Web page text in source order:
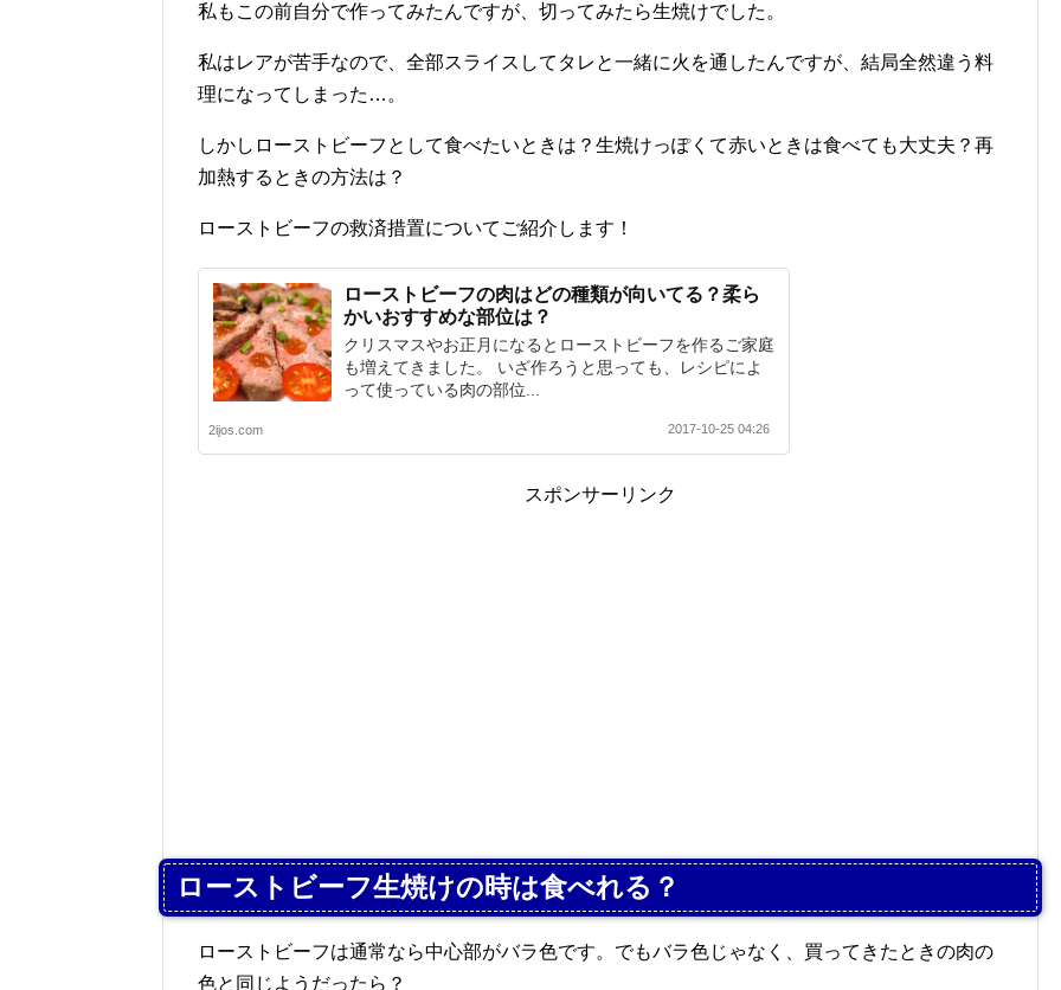
私もこの前自分で作ってみたんですが、切ってみたら生焼けでした。
私はレアが苦手なので、全部スライスしてタレと一緒に火を通したんですが、結局全然違う料
理になってしまった…。
しかしローストビーフとして食べたいときは？生焼けっぽくて赤いときは食べても大丈夫？再
加熱するときの方法は？
ローストビーフの救済措置についてご紹介します！
ローストビーフの肉はどの種類が向いてる？柔ら
かいおすすめな部位は？
クリスマスやお正月になるとローストビーフを作るご家庭
も増えてきました。 いざ作ろうと思っても、レシピによ
って使っている肉の部位...
2ijos.com 2017-10-25 04:26
スポンサーリンク
ローストビーフ生焼けの時は食べれる？
ローストビーフは通常なら中心部がバラ色です。でもバラ色じゃなく、買ってきたときの肉の
色と同じようだったら？